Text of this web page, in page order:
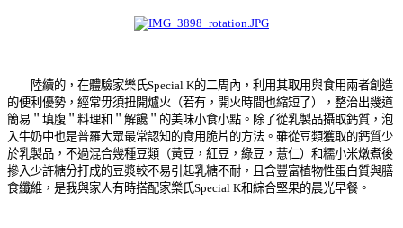
陸續的，在體驗家樂氏Special K的二周內，利用其取用與食用兩者創造
的便利優勢，經常毋須扭開爐火（若有，開火時間也縮短了），整治出幾道
簡易＂填腹＂料理和＂解饞＂的美味小食小點。除了從乳製品攝取鈣質，泡
入牛奶中也是普羅大眾最常認知的食用脆片的方法。雖從豆類獲取的鈣質少
於乳製品，不過混合幾種豆類（黃豆，紅豆，綠豆，薏仁）和糯小米燉煮後
摻入少許糖分打成的豆漿較不易引起乳糖不耐，且含豐富植物性蛋白質與膳
食纖維，是我與家人有時搭配家樂氏Special K和綜合堅果的晨光早餐。